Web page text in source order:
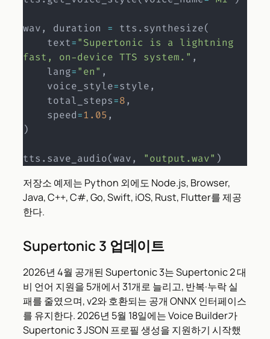
wav, duration = tts . synthesize(
    text
="Supertonic is a lightning
fast, on-device TTS system." ,
    lang
="en" ,
    voice_style
=style,
    total_steps
=8,
    speed
=1.05 ,
)
tts . save_audio(wav, "output.wav" )
저장소 예제는 Python 외에도 Node.js, Browser,
Java, C++, C#, Go, Swift, iOS, Rust, Flutter를 제공
한다.
Supertonic 3 업데이트
2026년 4월 공개된 Supertonic 3는 Supertonic 2 대
비 언어 지원을 5개에서 31개로 늘리고, 반복·누락 실
패를 줄였으며, v2와 호환되는 공개 ONNX 인터페이스
를 유지한다. 2026년 5월 18일에는 Voice Builder가
Supertonic 3 JSON 프로필 생성을 지원하기 시작했